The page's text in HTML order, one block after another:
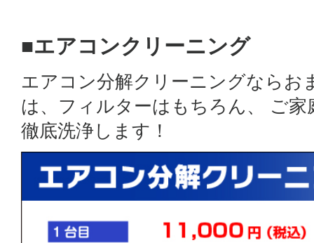
■エアコンクリーニング
エアコン分解クリーニングならお
は、フィルターはもちろん、 ご
徹底洗浄します！